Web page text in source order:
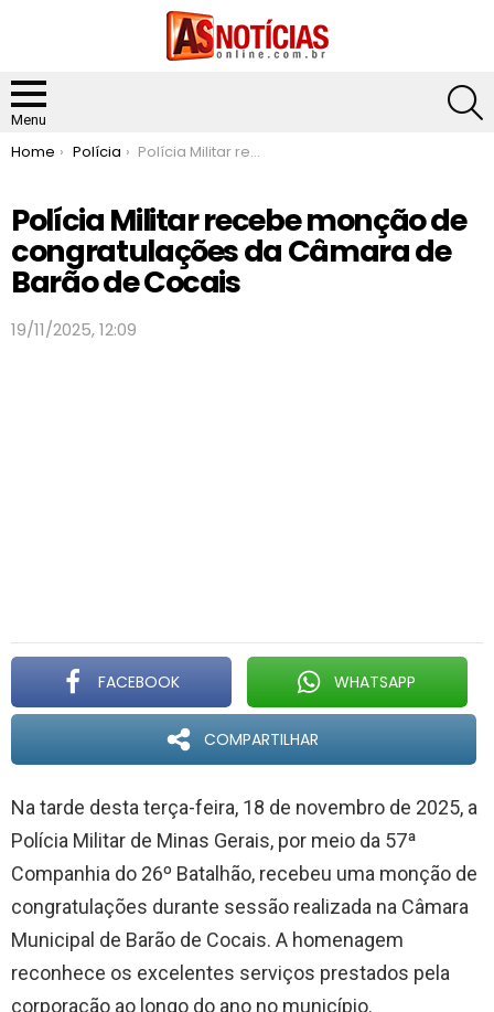
Menu
You are here:
Home Polícia Polícia Militar recebe monção de congratulações da Câmara de Barão de Cocais
Polícia Militar recebe monção de
congratulações da Câmara de
Barão de Cocais
19/11/2025, 12:09
FACEBOOK WHATSAPP
COMPARTILHAR
Na tarde desta terça-feira, 18 de novembro de 2025, a
Polícia Militar de Minas Gerais, por meio da 57ª
Companhia do 26º Batalhão, recebeu uma monção de
congratulações durante sessão realizada na Câmara
Municipal de Barão de Cocais. A homenagem
reconhece os excelentes serviços prestados pela
corporação ao longo do ano no município.